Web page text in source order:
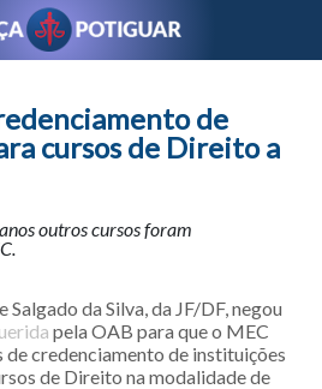
de
cursos de Direito a
outros cursos foram
Salgado da Silva, da JF/DF, negou
pela OAB para que o MEC
de credenciamento de instituições
de Direito na modalidade de